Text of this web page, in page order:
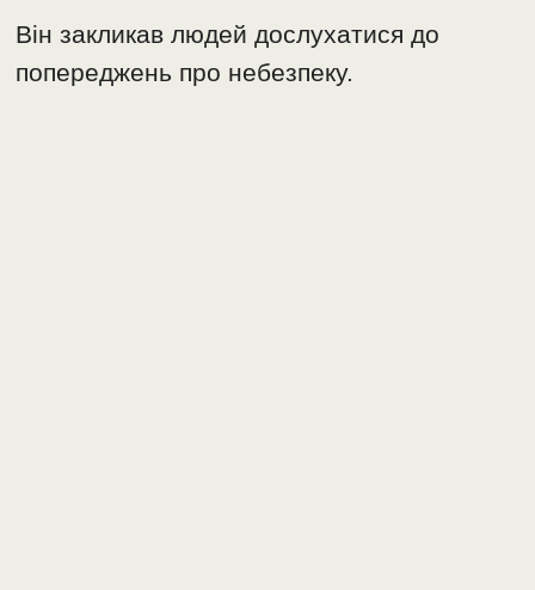
Він закликав людей дослухатися до
попереджень про небезпеку.